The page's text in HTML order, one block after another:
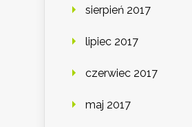
sierpień 2017
lipiec 2017
czerwiec 2017
maj 2017